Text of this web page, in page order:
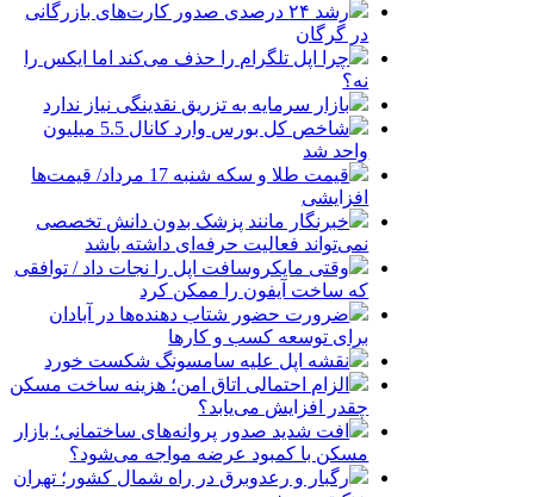
رشد ۲۴ درصدی صدور کارت‌های بازرگانی
در گرگان
چرا اپل تلگرام را حذف می‌کند اما ایکس را
نه؟
بازار سرمایه به تزریق نقدینگی نیاز ندارد
شاخص کل بورس وارد کانال 5.5 میلیون
واحد شد
قیمت طلا و سکه شنبه 17 مرداد/ قیمت‌ها
افزایشی
خبرنگار مانند پزشک بدون دانش تخصصی
نمی‌تواند فعالیت حرفه‌ای داشته باشد
وقتی مایکروسافت اپل را نجات داد / توافقی
که ساخت آیفون را ممکن کرد
ضرورت حضور شتاب ‌دهنده‌ها در آبادان
برای توسعه کسب‌ و کارها
نقشه اپل علیه سامسونگ شکست خورد
الزام احتمالی اتاق امن؛ هزینه ساخت مسکن
چقدر افزایش می‌یابد؟
افت شدید صدور پروانه‌های ساختمانی؛ بازار
مسکن با کمبود عرضه مواجه می‌شود؟
رگبار و رعدوبرق در راه شمال کشور؛ تهران